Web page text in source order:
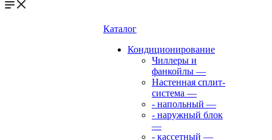
Каталог
Кондиционирование
Чиллеры и
фанкойлы —
Настенная сплит-
система —
- напольный —
- наружный блок
—
- кассетный —